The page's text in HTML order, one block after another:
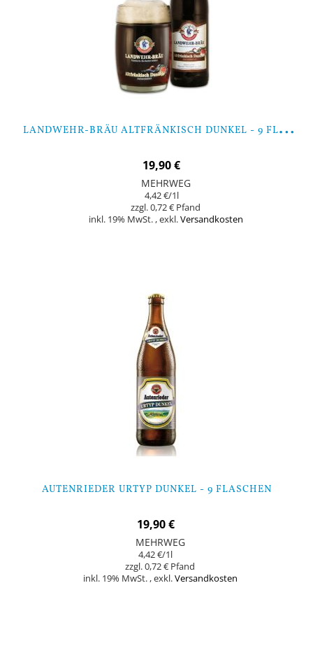
L
ANDWEHR-BRÄU ALTFRÄNKISCH DUNKEL - 9 FLASCHEN
19,90 €
MEHRWEG
4,42 €/1l
0,72 €
inkl. 19% MwSt. ,exkl.Versandkosten
AUTENRIEDER URTYP DUNKEL - 9 FLASCHEN
19,90 €
MEHRWEG
4,42 €/1l
0,72 €
inkl. 19% MwSt. ,exkl.Versandkosten